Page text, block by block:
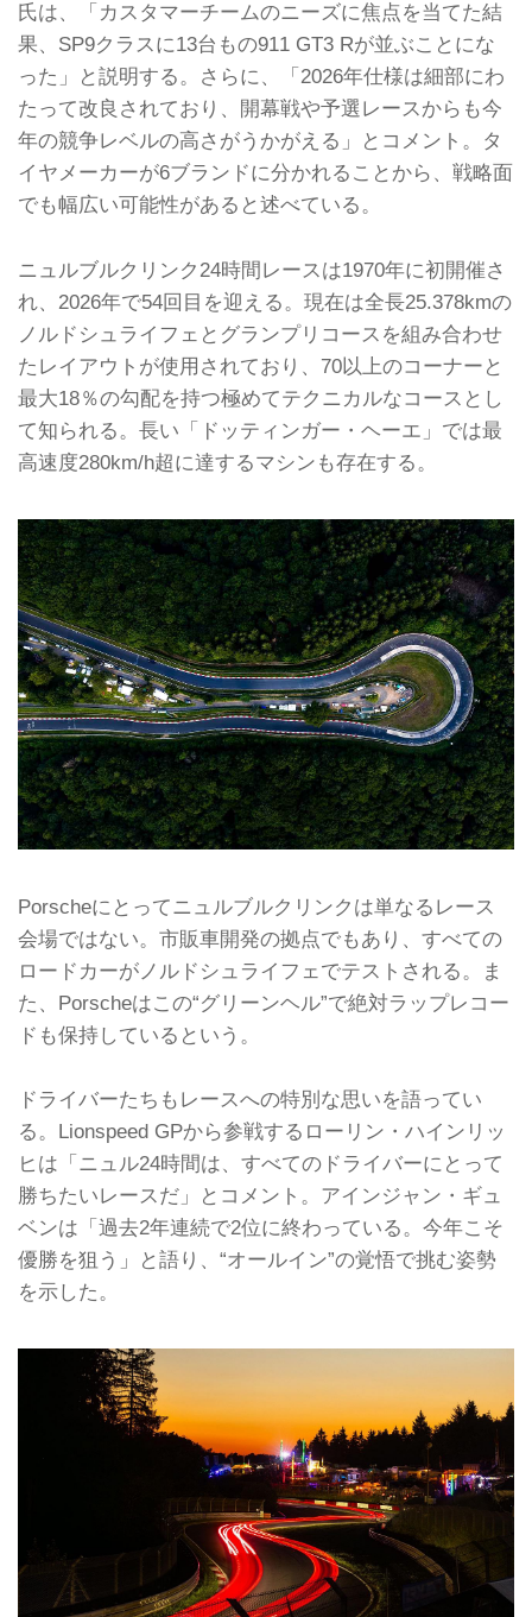
氏は、「カスタマーチームのニーズに焦点を当てた結
果、SP9クラスに13台もの911 GT3 Rが並ぶことにな
った」と説明する。さらに、「2026年仕様は細部にわ
たって改良されており、開幕戦や予選レースからも今
年の競争レベルの高さがうかがえる」とコメント。タ
イヤメーカーが6ブランドに分かれることから、戦略面
でも幅広い可能性があると述べている。
ニュルブルクリンク24時間レースは1970年に初開催さ
れ、2026年で54回目を迎える。現在は全長25.378kmの
ノルドシュライフェとグランプリコースを組み合わせ
たレイアウトが使用されており、70以上のコーナーと
最大18％の勾配を持つ極めてテクニカルなコースとし
て知られる。長い「ドッティンガー・ヘーエ」では最
高速度280km/h超に達するマシンも存在する。
Porscheにとってニュルブルクリンクは単なるレース
会場ではない。市販車開発の拠点でもあり、すべての
ロードカーがノルドシュライフェでテストされる。ま
た、Porscheはこの“グリーンヘル”で絶対ラップレコー
ドも保持しているという。
ドライバーたちもレースへの特別な思いを語ってい
る。Lionspeed GPから参戦するローリン・ハインリッ
ヒは「ニュル24時間は、すべてのドライバーにとって
勝ちたいレースだ」とコメント。アインジャン・ギュ
ベンは「過去2年連続で2位に終わっている。今年こそ
優勝を狙う」と語り、“オールイン”の覚悟で挑む姿勢
を示した。